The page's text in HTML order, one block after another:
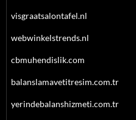
visgraatsalontafel.nl
webwinkelstrends.nl
cbmuhendislik.com
balanslamavetitresim.com.tr
yerindebalanshizmeti.com.tr